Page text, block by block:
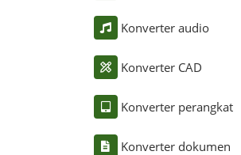
Konverter audio
Konverter CAD
Konverter perangkat
Konverter dokumen